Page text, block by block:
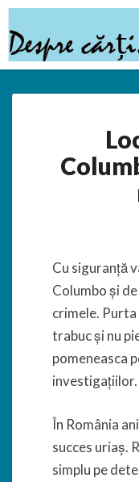
Cu siguranță
Columbo și
crimele.
trabuc și nu
pomeneasca
investigațiilor.
În România
succes uriaș.
simplu pe